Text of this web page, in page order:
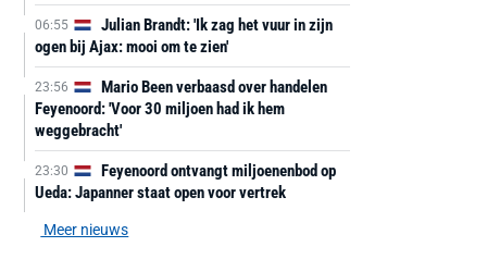
06:55
Julian Brandt: 'Ik zag het vuur in zijn
ogen bij Ajax: mooi om te zien'
23:56
Mario Been verbaasd over handelen
Feyenoord: 'Voor 30 miljoen had ik hem
weggebracht'
23:30
Feyenoord ontvangt miljoenenbod op
Ueda: Japanner staat open voor vertrek
Meer nieuws